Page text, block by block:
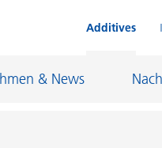
Additives
& News